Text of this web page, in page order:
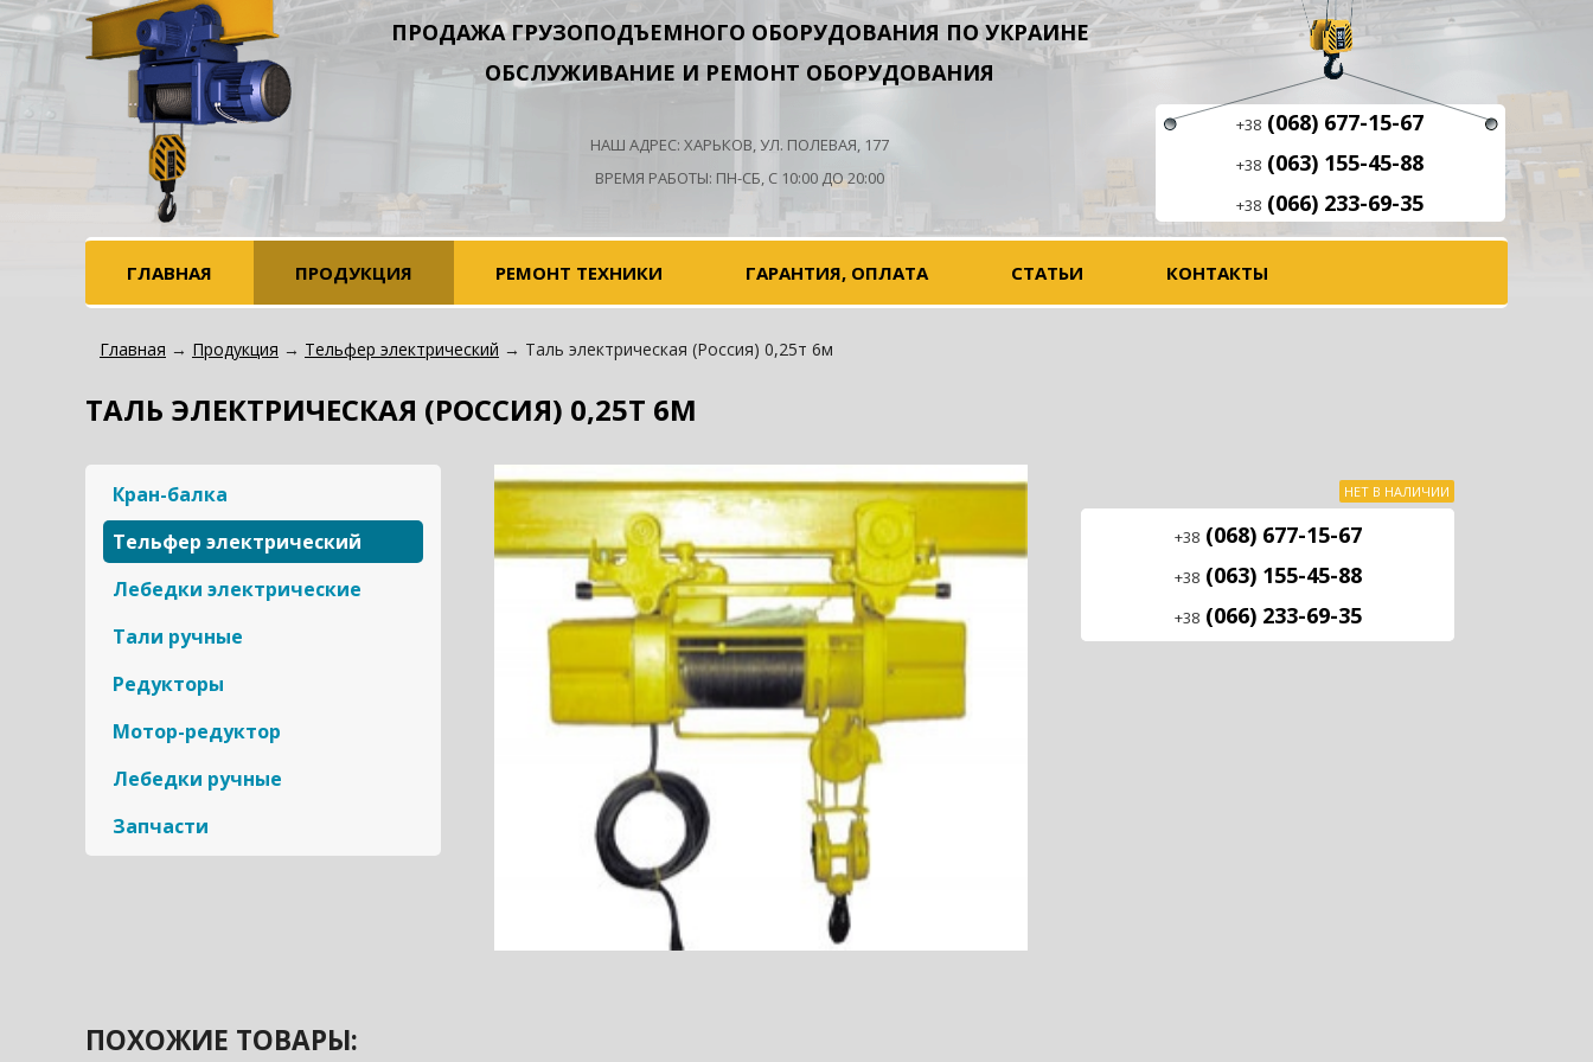
ПРОДАЖА ГРУЗОПОДЪЕМНОГО ОБОРУДОВАНИЯ ПО УКРАИНЕ
ОБСЛУЖИВАНИЕ И РЕМОНТ ОБОРУДОВАНИЯ
НАШ АДРЕС: ХАРЬКОВ, УЛ. ПОЛЕВАЯ, 177
ВРЕМЯ РАБОТЫ: ПН-СБ, С 10:00 ДО 20:00
+38 (068) 677-15-67
+38 (063) 155-45-88
+38 (066) 233-69-35
ГЛАВНАЯ ПРОДУКЦИЯ РЕМОНТ ТЕХНИКИ ГАРАНТИЯ, ОПЛАТА СТАТЬИ КОНТАКТЫ
Главная → Продукция → Тельфер электрический → Таль электрическая (Россия) 0,25т 6м
ТАЛЬ ЭЛЕКТРИЧЕСКАЯ (РОССИЯ) 0,25Т 6М
Кран-балка
Тельфер электрический
Лебедки электрические
Тали ручные
Редукторы
Мотор-редуктор
Лебедки ручные
Запчасти
НЕТ В НАЛИЧИИ
+38(068) 677-15-67
+38(063) 155-45-88
+38(066) 233-69-35
ПОХОЖИЕ ТОВАРЫ: